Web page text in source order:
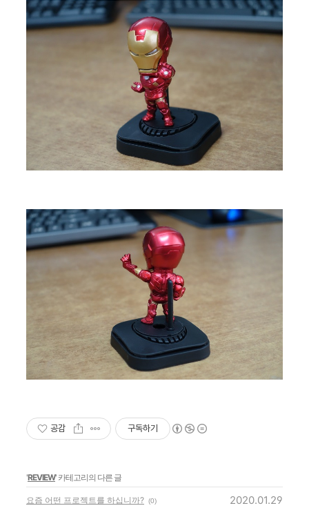
공감 구독하기
'REVIEW' 카테고리의 다른 글
요즘 어떤 프로젝트를 하십니까? (0) 2020.01.29